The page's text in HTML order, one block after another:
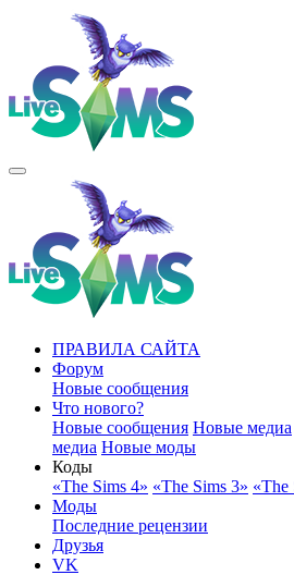
ПРАВИЛА САЙТА
Форум
Новые сообщения
Что нового?
Новые сообщения Новые медиа
медиа Новые моды
Коды
«The Sims 4» «The Sims 3» «The
Моды
Последние рецензии
Друзья
VK